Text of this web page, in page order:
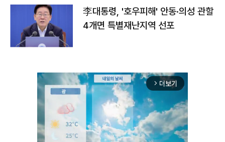
李대통령, '호우피해' 안동·의성 관할
4개면 특별재난지역 선포
arrow_forward_ios 더보기